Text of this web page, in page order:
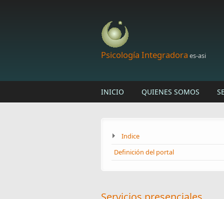
Psicología Integradora es-asi
INICIO QUIENES SOMOS
Indice
Definición del portal